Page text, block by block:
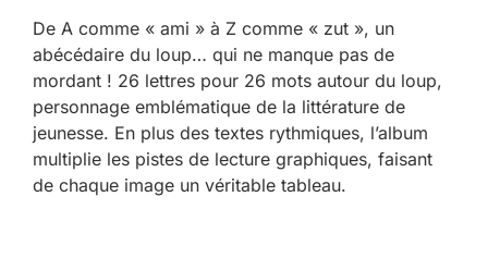
De A comme « ami » à Z comme « zut », un
abécédaire du loup… qui ne manque pas de
mordant ! 26 lettres pour 26 mots autour du loup,
personnage emblématique de la littérature de
jeunesse. En plus des textes rythmiques, l’album
multiplie les pistes de lecture graphiques, faisant
de chaque image un véritable tableau.